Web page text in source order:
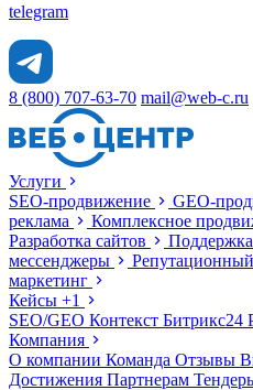
telegram
8 (800) 707-63-70 mail@web-c.ru
Услуги
SEO-продвижение
GEO-
реклама
Комплексное
Разработка сайтов
Поддержка
мессенджеры
маркетинг
Кейсы +1
SEO/GEO Контекст Битрикс24
Компания
О компании Команда Отзывы
Достижения Партнерам